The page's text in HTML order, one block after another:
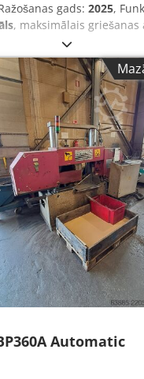
gads: 2025,
, maksimālais griešanas
HBE 411 A Dynamic, JAUNA
18 Griešanas
2 Skaidu transportieris
ierīce 440 Stieņa
550 Spiediena
Līnijas lāzers 940
paplašinājums
iekārtas: Nāc-Skati-Pērc
no iegādes datuma
pieprasījuma ar
pieejams no noliktavas
Automatic